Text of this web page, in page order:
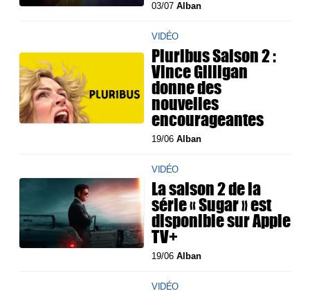
03/07Alban
VIDÉO
Pluribus Saison 2 :
Vince Gilligan
donne des
nouvelles
encourageantes
19/06Alban
VIDÉO
La saison 2 de la
série « Sugar » est
disponible sur Apple
TV+
19/06Alban
VIDÉO